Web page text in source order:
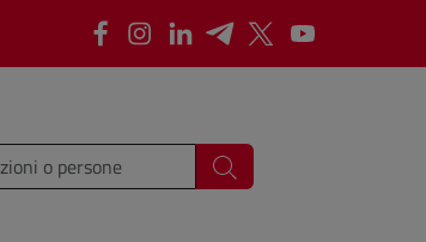
FacebookInstagram
LinkedInTelegram
X Youtube
cercare Cerca